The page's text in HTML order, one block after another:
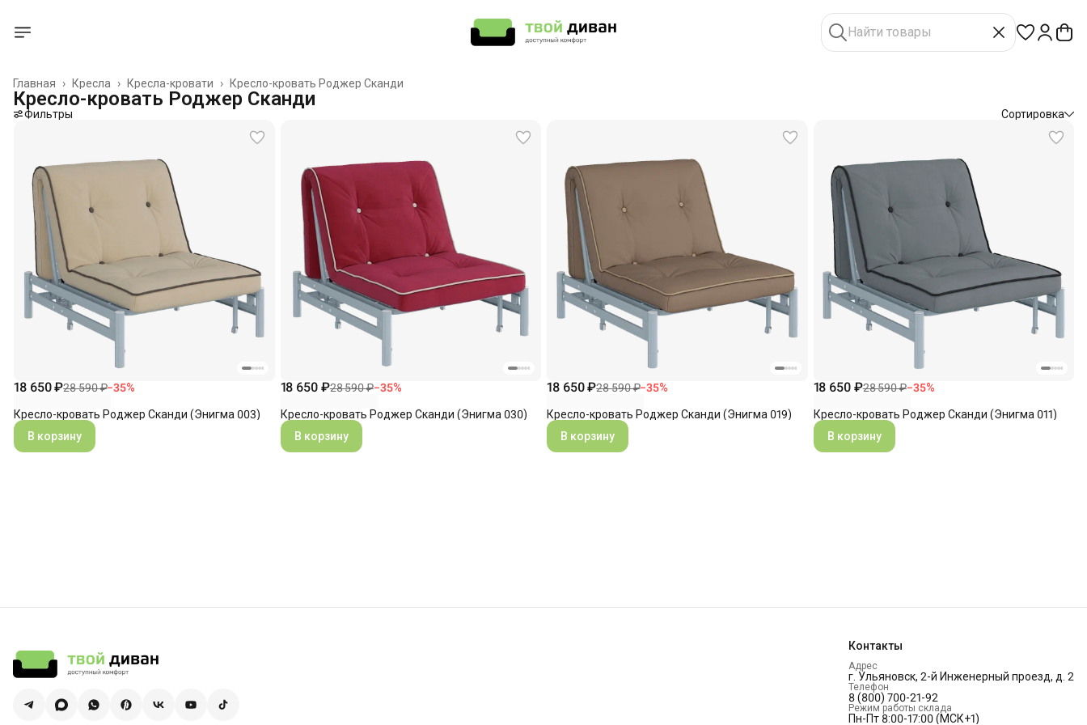
Кресло-кровать Роджер Сканди
Кресла-кровати ›
Кресла ›
Главная ›
Кресло-кровать Роджер Сканди
Фильтры Сортировка
18 650 ₽28 590 ₽−35%
Кресло-кровать Роджер Сканди (Энигма 003)
В корзину
18 650 ₽28 590 ₽−35%
Кресло-кровать Роджер Сканди (Энигма 030)
В корзину
18 650 ₽28 590 ₽−35%
Кресло-кровать Роджер Сканди (Энигма 019)
В корзину
18 650 ₽28 590 ₽−35%
Кресло-кровать Роджер Сканди (Энигма 011)
В корзину
Контакты
Адрес
г. Ульяновск, 2-й Инженерный проезд, д. 2
Телефон
8 (800) 700-21-92
Режим работы склада
Пн-Пт 8:00-17:00 (МСК+1)